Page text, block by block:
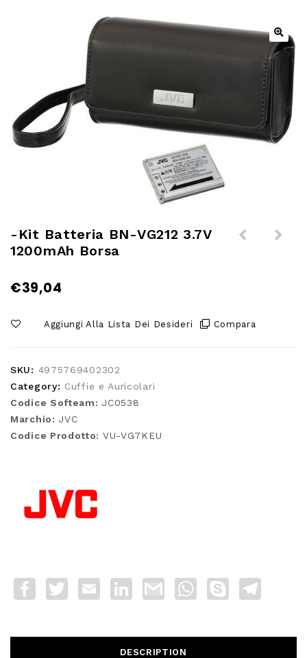
-Kit Batteria BN-VG212 3.7V
1200mAh Borsa
€39,04
Aggiungi Alla Lista Dei Desideri Compara
SKU: 4975769402302
Category: Cuffie e Auricolari
Codice Softeam: JC0538
Marchio: JVC
Codice Prodotto: VU-VG7KEU
FacebookTwitter Email LinkedInGmail WhatsApp
Skype
DESCRIPTION